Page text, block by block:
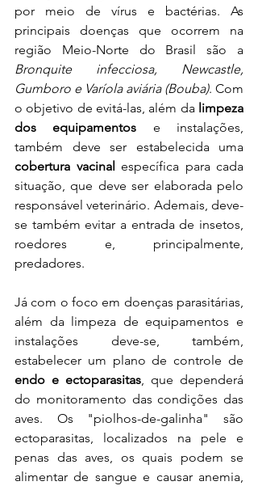
por meio de vírus e bactérias. As
principais doenças que ocorrem na
Bronquite infecciosa, Newcastle,
Gumboro e Varíola aviária (Bouba). Com
o objetivo de evitá-las, além da limpeza
dos equipamentos e instalações,
cobertura vacinal específica para cada
situação, que deve ser elaborada pelo
responsável veterinário. Ademais, deve-
se também evitar a entrada de insetos,
roedores e, principalmente,
predadores.
Já com o foco em doenças parasitárias,
além da limpeza de equipamentos e
instalações deve-se, também,
endo e ectoparasitas, que dependerá
do monitoramento das condições das
aves. Os "piolhos-de-galinha" são
ectoparasitas, localizados na pele e
penas das aves, os quais podem se
alimentar de sangue e causar anemia,